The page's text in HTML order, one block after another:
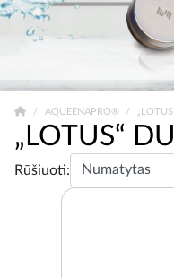
AQUEENAPRO®
„LOTUS“
Rūšiuoti: